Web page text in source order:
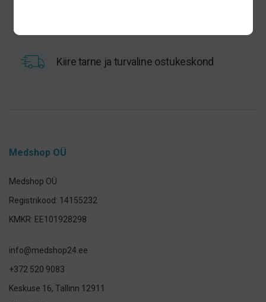
Kiire tarne ja turvaline ostukeskond
Medshop OÜ
Medshop OÜ
Registrikood: 14155232
KMKR: EE101928298
info@medshop24.ee
+372 520 9083
Keskuse 16, Tallinn 12911